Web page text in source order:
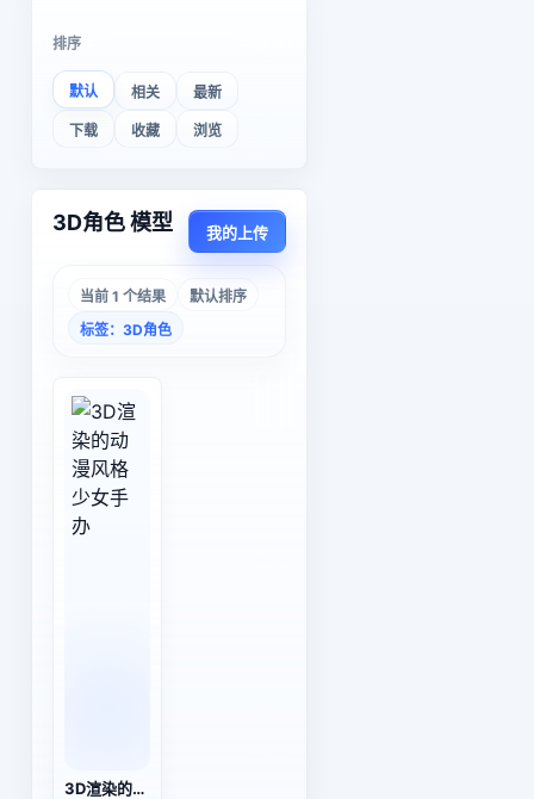
排序
默认 相关 最新
下载 收藏 浏览
3D角色 模型 我的上传
当前 1 个结果
默认排序
标签：3D角色
3D渲染的动漫风格少女手办